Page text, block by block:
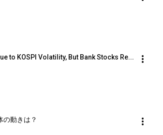
to KOSPI Volatility, But Bank Stocks Re...
の動きは？